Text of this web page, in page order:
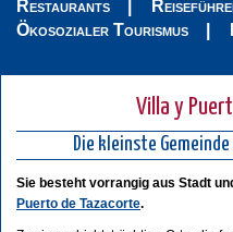
Restaurants
Ökosozialer Tourismus
Villa y
Die kleinste
Sie besteht vorrangig aus Stadt
Puerto de Tazacorte.